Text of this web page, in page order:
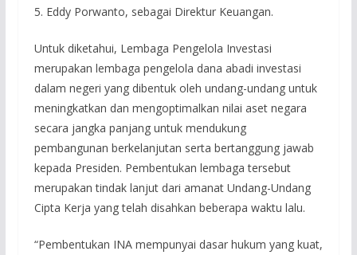
5. Eddy Porwanto, sebagai Direktur Keuangan.
Untuk diketahui, Lembaga Pengelola Investasi
merupakan lembaga pengelola dana abadi investasi
dalam negeri yang dibentuk oleh undang-undang untuk
meningkatkan dan mengoptimalkan nilai aset negara
secara jangka panjang untuk mendukung
pembangunan berkelanjutan serta bertanggung jawab
kepada Presiden. Pembentukan lembaga tersebut
merupakan tindak lanjut dari amanat Undang-Undang
Cipta Kerja yang telah disahkan beberapa waktu lalu.
“Pembentukan INA mempunyai dasar hukum yang kuat,